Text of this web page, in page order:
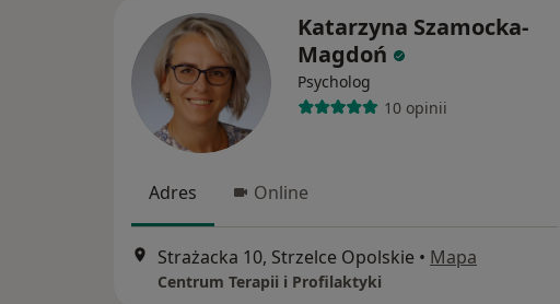
Katarzyna Szamocka-
Magdoń
Psycholog
10 opinii
Adres Online
Strażacka 10, Strzelce Opolskie • Mapa
Centrum Terapii i Profilaktyki